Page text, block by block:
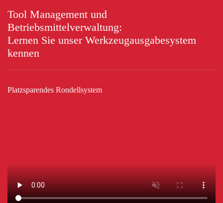
Tool Management und
Betriebsmittelverwaltung:
Lernen Sie unser Werkzeugausgabesystem
kennen
Platzsparendes Rondellsystem